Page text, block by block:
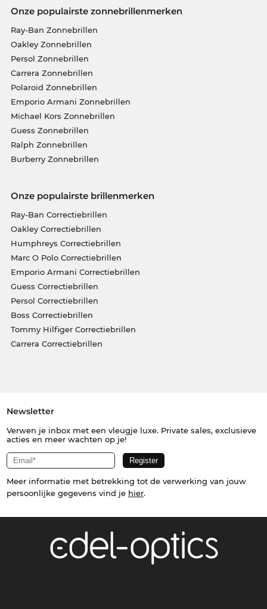
Onze populairste zonnebrillenmerken
Ray-Ban Zonnebrillen
Oakley Zonnebrillen
Persol Zonnebrillen
Carrera Zonnebrillen
Polaroid Zonnebrillen
Emporio Armani Zonnebrillen
Michael Kors Zonnebrillen
Guess Zonnebrillen
Ralph Zonnebrillen
Burberry Zonnebrillen
Onze populairste brillenmerken
Ray-Ban Correctiebrillen
Oakley Correctiebrillen
Humphreys Correctiebrillen
Marc O Polo Correctiebrillen
Emporio Armani Correctiebrillen
Guess Correctiebrillen
Persol Correctiebrillen
Boss Correctiebrillen
Tommy Hilfiger Correctiebrillen
Carrera Correctiebrillen
Newsletter
Verwen je inbox met een vleugje luxe. Private sales, exclusieve
acties en meer wachten op je!
Meer informatie met betrekking tot de verwerking van jouw
persoonlijke gegevens vind je hier.